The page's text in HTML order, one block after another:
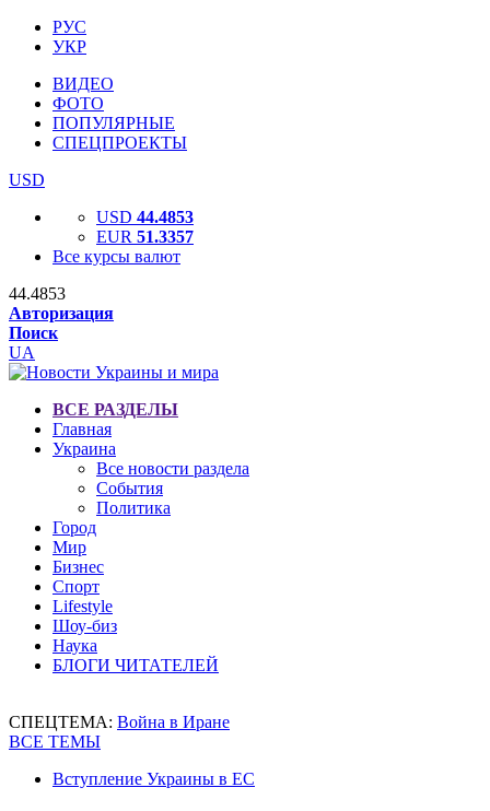
РУС
УКР
ВИДЕО
ФОТО
ПОПУЛЯРНЫЕ
СПЕЦПРОЕКТЫ
USD
USD 44.4853
EUR 51.3357
Все курсы валют
44.4853
Авторизация
Поиск
UA
ВСЕ РАЗДЕЛЫ
Главная
Украина
Все новости раздела
События
Политика
Город
Мир
Бизнес
Спорт
Lifestyle
Шоу-биз
Наука
БЛОГИ ЧИТАТЕЛЕЙ
СПЕЦТЕМА: Война в Иране
ВСЕ ТЕМЫ
Вступление Украины в ЕС